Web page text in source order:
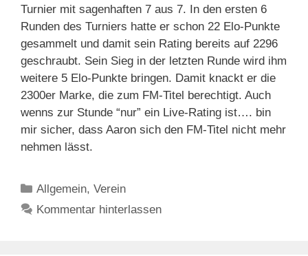
Turnier mit sagenhaften 7 aus 7. In den ersten 6
Runden des Turniers hatte er schon 22 Elo-Punkte
gesammelt und damit sein Rating bereits auf 2296
geschraubt. Sein Sieg in der letzten Runde wird ihm
weitere 5 Elo-Punkte bringen. Damit knackt er die
2300er Marke, die zum FM-Titel berechtigt. Auch
wenns zur Stunde “nur” ein Live-Rating ist…. bin
mir sicher, dass Aaron sich den FM-Titel nicht mehr
nehmen lässt.
Kategorien
Allgemein,Verein
Kommentar hinterlassen